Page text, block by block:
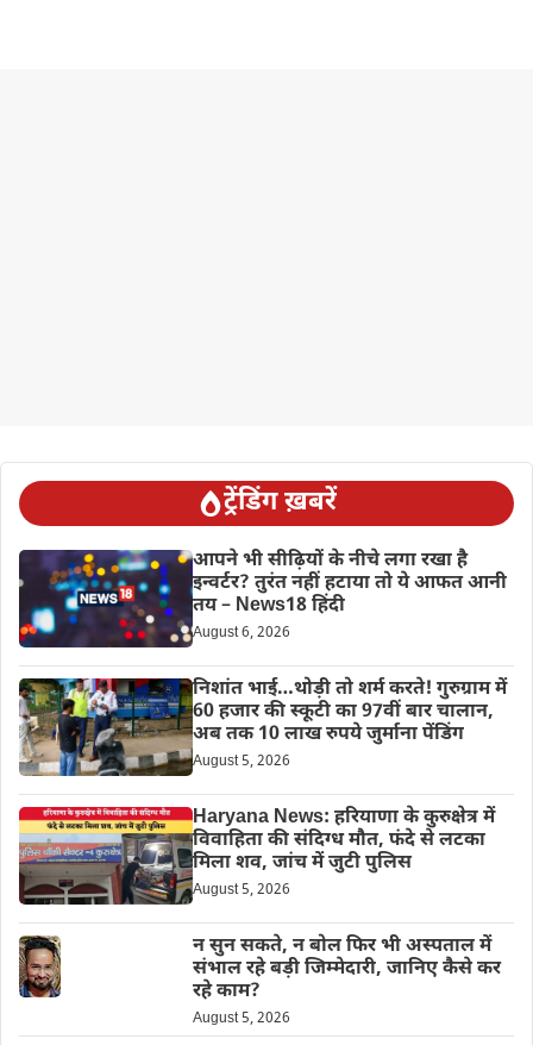
ट्रेंडिंग ख़बरें
आपने भी सीढ़ियों के नीचे लगा रखा है
इन्वर्टर? तुरंत नहीं हटाया तो ये आफत आनी
तय – News18 हिंदी
August 6, 2026
निशांत भाई…थोड़ी तो शर्म करते! गुरुग्राम में
60 हजार की स्कूटी का 97वीं बार चालान,
अब तक 10 लाख रुपये जुर्माना पेंडिंग
August 5, 2026
Haryana News: हरियाणा के कुरुक्षेत्र में
विवाहिता की संदिग्ध मौत, फंदे से लटका
मिला शव, जांच में जुटी पुलिस
August 5, 2026
न सुन सकते, न बोल फिर भी अस्पताल में
संभाल रहे बड़ी जिम्मेदारी, जानिए कैसे कर
रहे काम?
August 5, 2026